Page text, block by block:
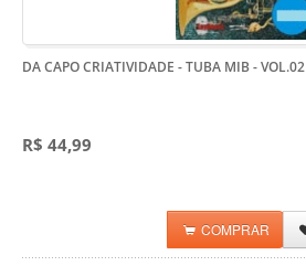
DA CAPO CRIATIVIDADE - TUBA MIB - VOL.02
R$ 44,99
COMPRAR